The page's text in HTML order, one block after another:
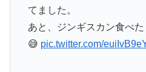
てました。
あと、ジンギスカン食べ
😅 pic.twitter.com/